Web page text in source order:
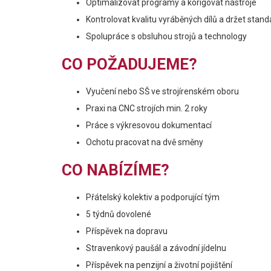
Optimalizovat programy a korigovat nástroje
Kontrolovat kvalitu vyráběných dílů a držet
Spolupráce s obsluhou strojů a technology
CO POŽADUJEME?
Vyučení nebo SŠ ve strojírenském oboru
Praxi na CNC strojích min. 2 roky
Práce s výkresovou dokumentací
Ochotu pracovat na dvě směny
CO NABÍZÍME?
Přátelský kolektiv a podporující tým
5 týdnů dovolené
Příspěvek na dopravu
Stravenkový paušál a závodní jídelnu
Příspěvek na penzijní a životní pojištění